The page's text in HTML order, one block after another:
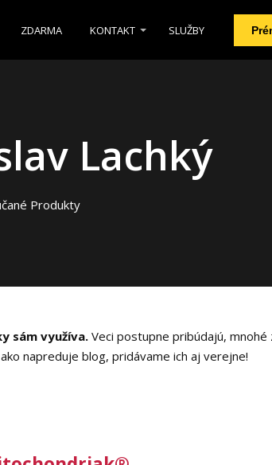
ZDARMA KONTAKT SLUŽBY
Lachký
Produkty
sám využíva. Veci postupne pribúdajú, mnohé
napreduje blog, pridávame ich aj verejne!